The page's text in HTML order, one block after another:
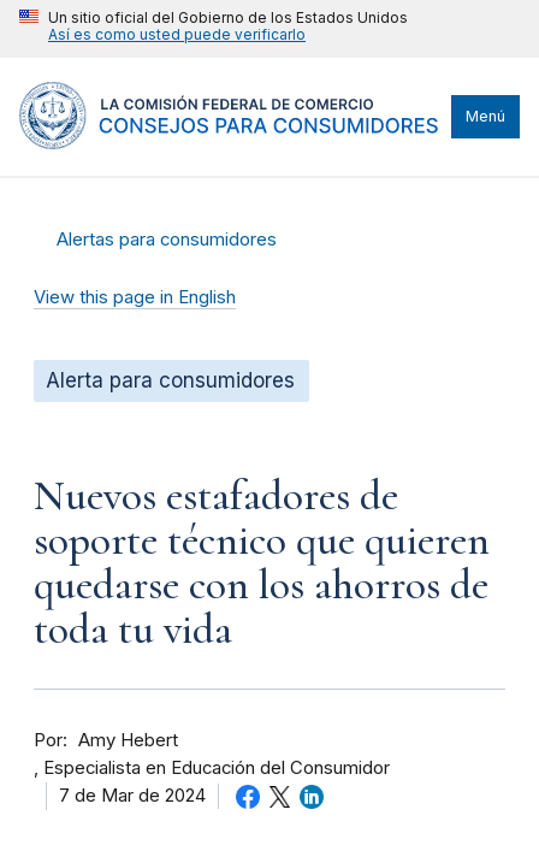
Un sitio oficial del Gobierno de los Estados Unidos
Así es como usted puede verificarlo
Menú
Alertas para consumidores
View this page in English
Alerta para consumidores
Nuevos estafadores de
soporte técnico que quieren
quedarse con los ahorros de
toda tu vida
Por
Amy Hebert
Especialista en Educación del Consumidor
7 de Mar de 2024